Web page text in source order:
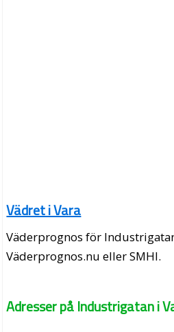
Vädret i Vara
Väderprognos för
Väderprognos.nu eller SMHI.
Adresser på Industrigatan i